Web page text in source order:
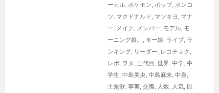
ーカル, ポケモン, ポップ, ポンコ
ツ, マクドナルド, マツキヨ , マナ
ー, メイク , メンバー, モデル, モ
ーニング娘。 , モー娘, ライブ, ラ
ンキング, リーダー, レコチョク ,
レポ, ヲタ , 三代目 , 世界, 中学, 中
学生, 中島美央, 中島麻未, 中身,
主題歌, 事実, 交際, 人数, 人気, 以